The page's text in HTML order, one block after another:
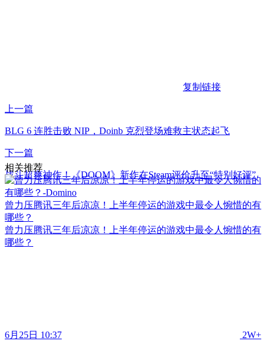
复制链接
上一篇
BLG 6 连胜击败 NIP，Doinb 克烈登场难救主状态起飞
下一篇
战斗超爽神作！《DOOM》新作在Steam评价升至“特别好评”
相关推荐
曾力压腾讯三年后凉凉！上半年停运的游戏中最令人惋惜的有
哪些？
曾力压腾讯三年后凉凉！上半年停运的游戏中最令人惋惜的有
哪些？
6月25日 10:37 2W+